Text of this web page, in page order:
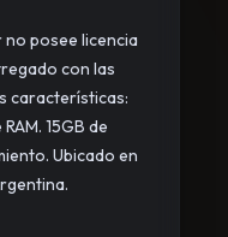
no posee licencia
con las
características:
RAM. 15GB de
Ubicado en